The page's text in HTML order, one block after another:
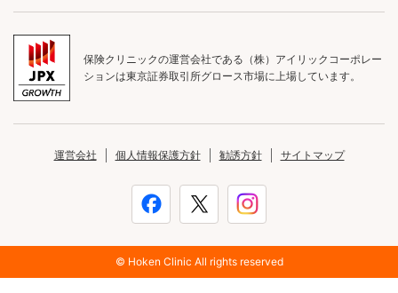
保険クリニックの運営会社である（株）アイリックコーポレー
ションは東京証券取引所グロース市場に上場しています。
運営会社 個人情報保護方針 勧誘方針 サイトマップ
© Hoken Clinic All rights reserved